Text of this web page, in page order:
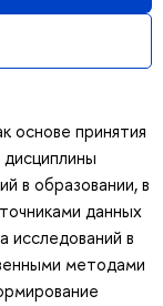
основе принятия
в образовании, в
данных
исследований в
методами